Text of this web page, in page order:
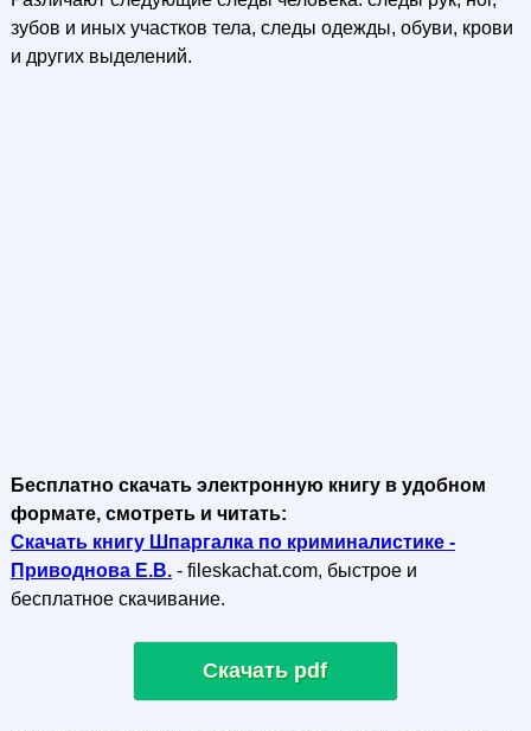
зубов и иных участков тела, следы одежды, обуви, крови
и других выделений.
Бесплатно скачать электронную книгу в удобном
формате, смотреть и читать:
Скачать книгу Шпаргалка по криминалистике -
Приводнова Е.В.- fileskachat.com, быстрое и
бесплатное скачивание.
Скачать pdf